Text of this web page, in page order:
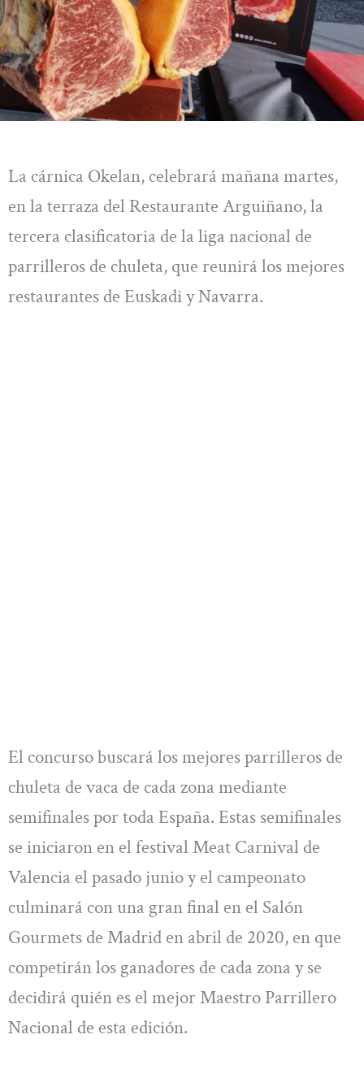
La cárnica Okelan, celebrará mañana martes,
en la terraza del Restaurante Arguiñano, la
tercera clasificatoria de la liga nacional de
parrilleros de chuleta, que reunirá los mejores
restaurantes de Euskadi y Navarra.
El concurso buscará los mejores parrilleros de
chuleta de vaca de cada zona mediante
semifinales por toda España. Estas semifinales
se iniciaron en el festival Meat Carnival de
Valencia el pasado junio y el campeonato
culminará con una gran final en el Salón
Gourmets de Madrid en abril de 2020, en que
competirán los ganadores de cada zona y se
decidirá quién es el mejor Maestro Parrillero
Nacional de esta edición.